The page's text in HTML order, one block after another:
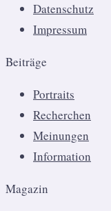
Datenschutz
Impressum
Beiträge
Portraits
Recherchen
Meinungen
Information
Magazin